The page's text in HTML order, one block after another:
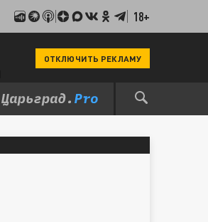
18+
ОТКЛЮЧИТЬ РЕКЛАМУ